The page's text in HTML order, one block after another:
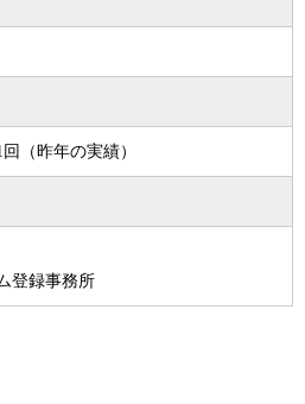
（昨年の実績）
登録事務所